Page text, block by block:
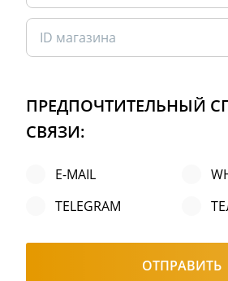
ПРЕДПОЧТИТЕЛЬНЫЙ
СВЯЗИ:
E-MAIL
TELEGRAM
ОТПРАВИТЬ